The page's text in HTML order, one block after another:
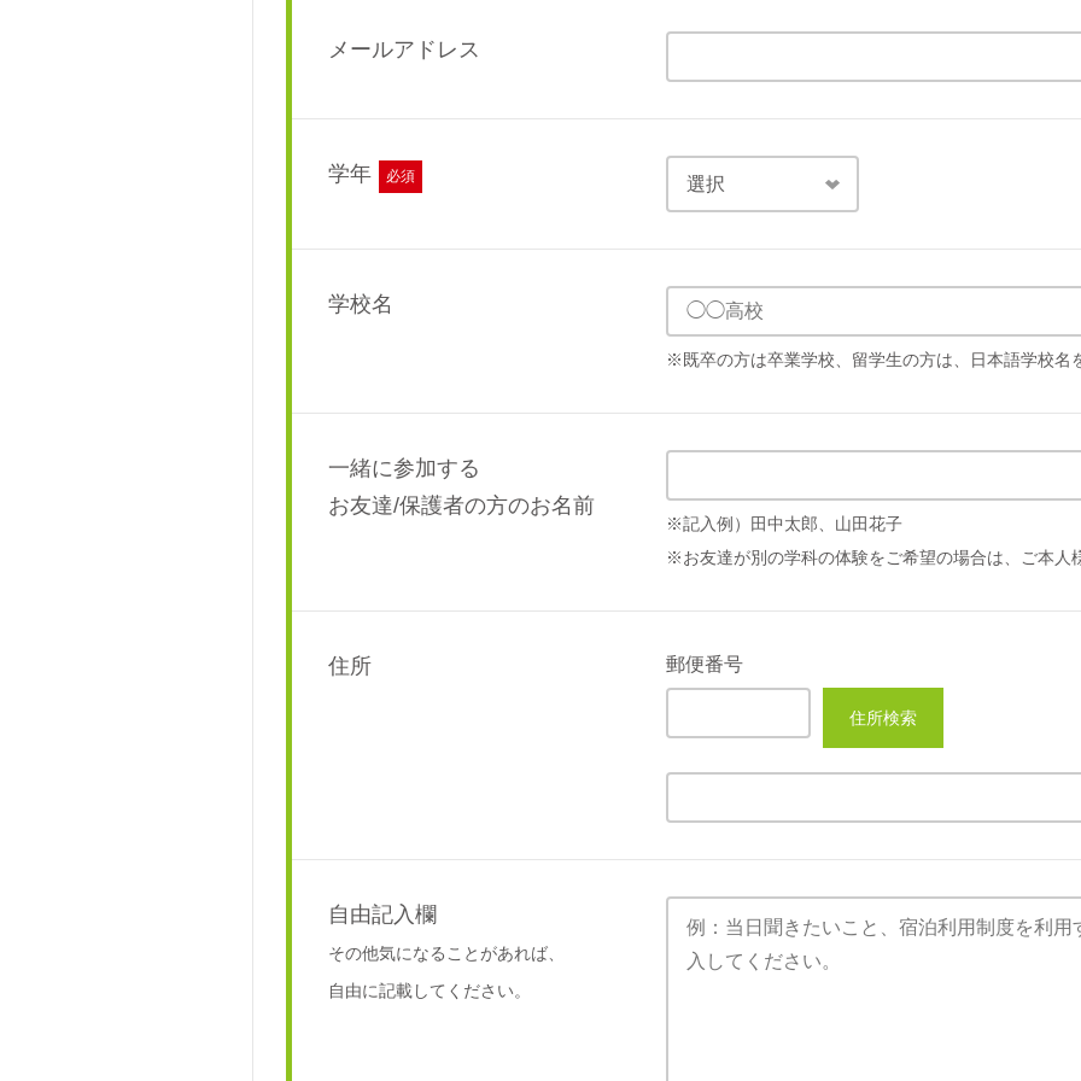
メールアドレス
学年 必須
学校名
※既卒の方は卒業学校、留学生の方は、日本語学校名
一緒に参加する
お友達/保護者の方のお名前
※記入例）田中太郎、山田花子
※お友達が別の学科の体験をご希望の場合は、ご本人
住所 郵便番号
住所検索
自由記入欄
その他気になることがあれば、
自由に記載してください。